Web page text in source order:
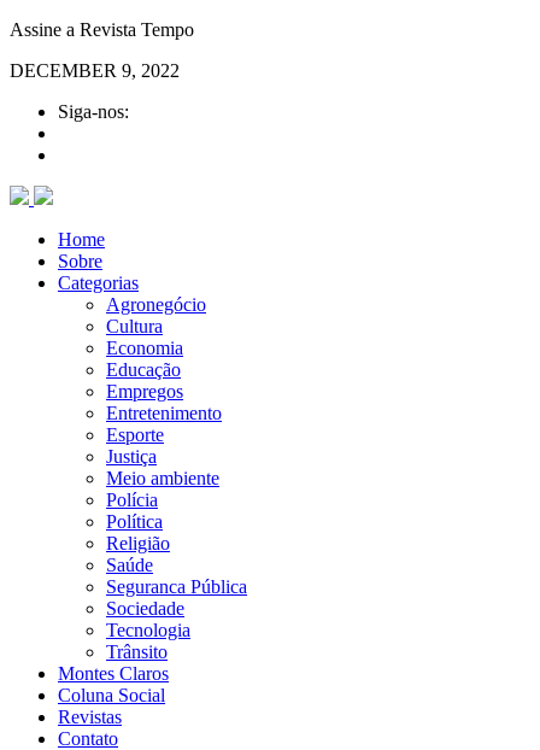
Assine a Revista Tempo
DECEMBER 9, 2022
Siga-nos:
Home
Sobre
Categorias
Agronegócio
Cultura
Economia
Educação
Empregos
Entretenimento
Esporte
Justiça
Meio ambiente
Polícia
Política
Religião
Saúde
Seguranca Pública
Sociedade
Tecnologia
Trânsito
Montes Claros
Coluna Social
Revistas
Contato